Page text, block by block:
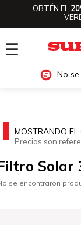
OBTÉN EL
☰
No
MOSTRANDO EL
Precios son
Solar
se encontraron